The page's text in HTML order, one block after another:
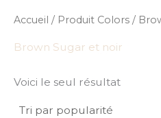
Accueil / Produit Colors /
Brown Sugar et noir
Voici le seul résultat